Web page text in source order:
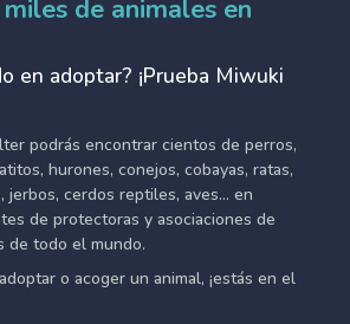
de animales en
en adoptar? ¡Prueba Miwuki
podrás encontrar cientos de perros,
hurones, conejos, cobayas, ratas,
jerbos, cerdos reptiles, aves... en
de protectoras y asociaciones de
de todo el mundo.
o acoger un animal, ¡estás en el